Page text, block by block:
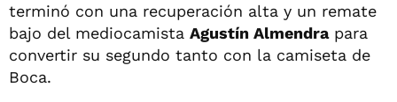
terminó con una recuperación alta y un remate
bajo del mediocamista Agustín Almendrapara
convertir su segundo tanto con la camiseta de
Boca.